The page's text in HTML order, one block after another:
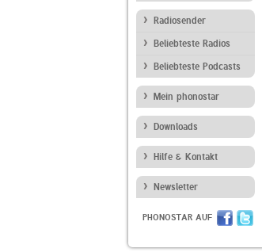
Radiosender
Beliebteste Radios
Beliebteste Podcasts
Mein phonostar
Downloads
Hilfe & Kontakt
Newsletter
PHONOSTAR AUF